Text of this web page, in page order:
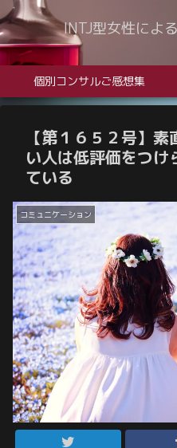
INTJ型女性によ
個別コンサルご感想集
【第１６５２号】 素
い人は低評価をつけ
ている
コミュニケーション